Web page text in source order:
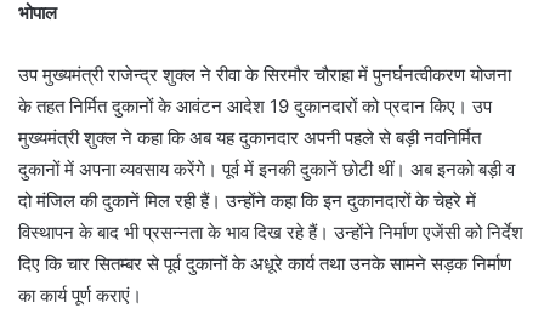
भोपाल
उप मुख्यमंत्री राजेन्द्र शुक्ल ने रीवा के सिरमौर चौराहा में पुनर्घनत्वीकरण योजना
के तहत निर्मित दुकानों के आवंटन आदेश 19 दुकानदारों को प्रदान किए। उप
मुख्यमंत्री शुक्ल ने कहा कि अब यह दुकानदार अपनी पहले से बड़ी नवनिर्मित
दुकानों में अपना व्यवसाय करेंगे। पूर्व में इनकी दुकानें छोटी थीं। अब इनको बड़ी व
दो मंजिल की दुकानें मिल रही हैं। उन्होंने कहा कि इन दुकानदारों के चेहरे में
विस्थापन के बाद भी प्रसन्नता के भाव दिख रहे हैं। उन्होंने निर्माण एजेंसी को निर्देश
दिए कि चार सितम्बर से पूर्व दुकानों के अधूरे कार्य तथा उनके सामने सड़क निर्माण
का कार्य पूर्ण कराएं।